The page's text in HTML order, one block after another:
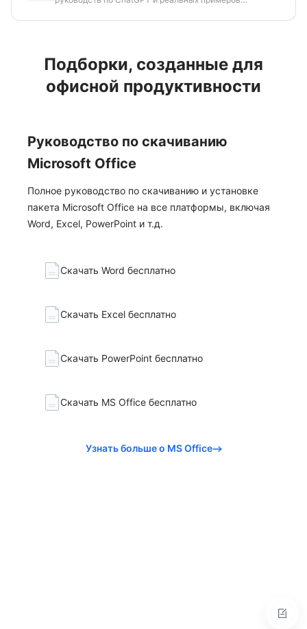
Подборки, созданные для
офисной продуктивности
Руководство по скачиванию
Microsoft Office
Полное руководство по скачиванию и установке
пакета Microsoft Office на все платформы, включая
Word, Excel, PowerPoint и т.д.
Скачать Word бесплатно
Скачать Excel бесплатно
Скачать PowerPoint бесплатно
Скачать MS Office бесплатно
Узнать больше о MS Office